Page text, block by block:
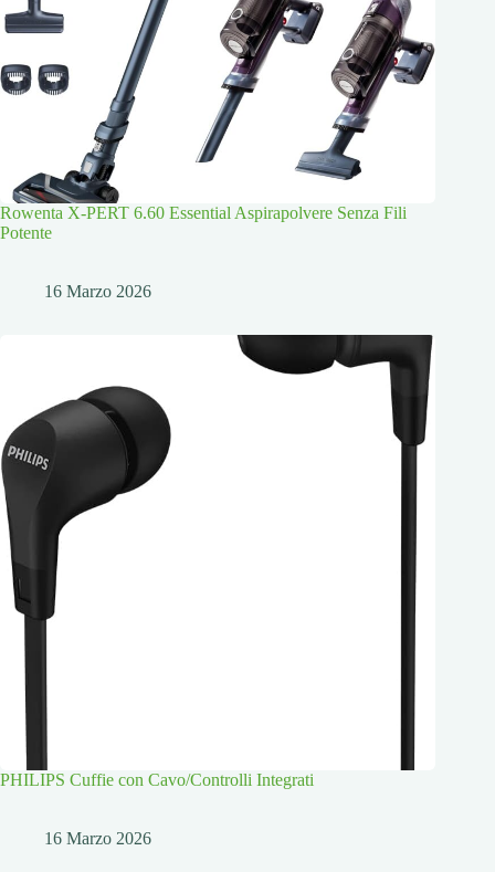
Rowenta X-PERT 6.60 Essential Aspirapolvere Senza Fili
Potente
16 Marzo 2026
PHILIPS Cuffie con Cavo/Controlli Integrati
16 Marzo 2026